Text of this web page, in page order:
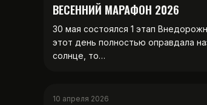
ВЕСЕННИЙ МАРАФОН 2026
30 мая состоялся 1 этап
этот день полностью оправдала
солнце, то…
10 апреля 2026